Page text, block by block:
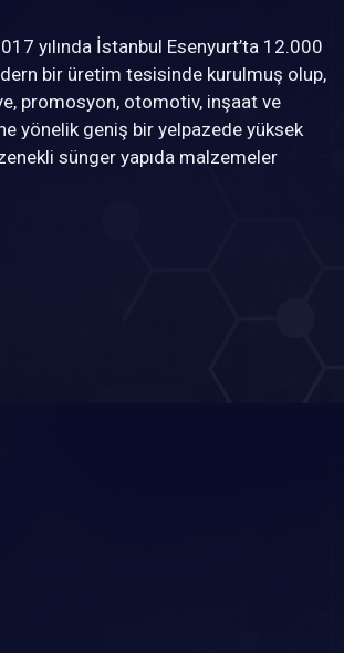
yılında İstanbul Esenyurt’ta 12.000
bir üretim tesisinde kurulmuş olup,
promosyon, otomotiv, inşaat ve
yönelik geniş bir yelpazede yüksek
sünger yapıda malzemeler